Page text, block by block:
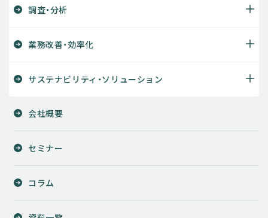
調査・分析
業務改善・効率化
サステナビリティ・ソリューション
会社概要
セミナー
コラム